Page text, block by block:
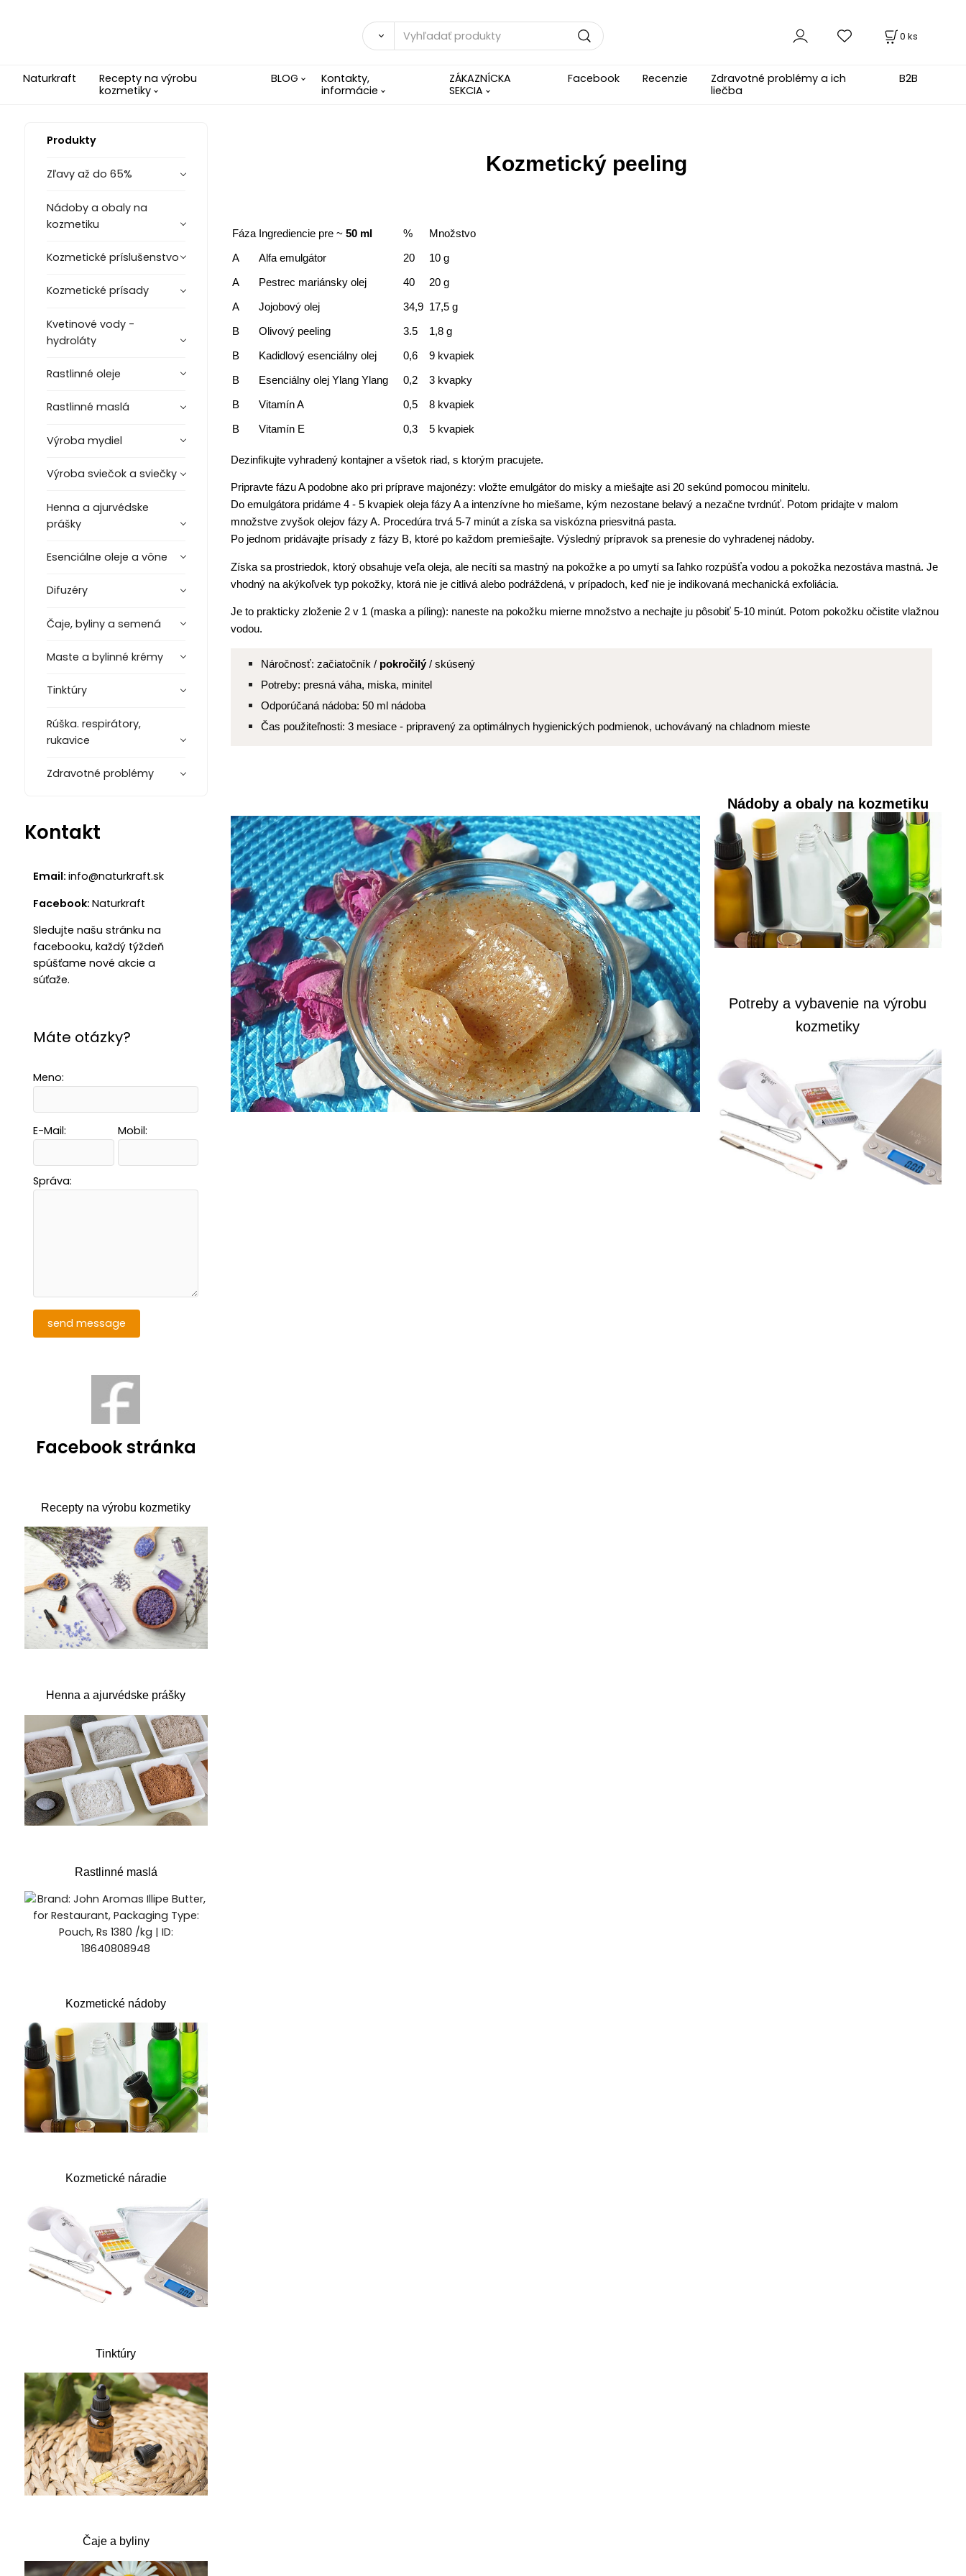
0 ks
Naturkraft
Recepty na výrobu
kozmetiky
BLOG
Kontakty,
informácie
ZÁKAZNÍCKA
SEKCIA
Facebook Recenzie
Zdravotné problémy a ich
liečba
B2B
Produkty
Zľavy až do 65%
Nádoby a obaly na
kozmetiku
Kozmetické príslušenstvo
Kozmetické prísady
Kvetinové vody -
hydroláty
Rastlinné oleje
Rastlinné maslá
Výroba mydiel
Výroba sviečok a sviečky
Henna a ajurvédske
prášky
Esenciálne oleje a vône
Difuzéry
Čaje, byliny a semená
Maste a bylinné krémy
Tinktúry
Rúška. respirátory,
rukavice
Zdravotné problémy
Kontakt
Email:info@naturkraft.sk
Facebook:Naturkraft
Sledujte našu stránku na
facebooku, každý týždeň
spúšťame nové akcie a
súťaže.
Máte otázky?
Meno:
E-Mail: Mobil:
Správa:
Facebook stránka
Recepty na výrobu kozmetiky
Henna a ajurvédske prášky
Rastlinné maslá
Kozmetické nádoby
Kozmetické náradie
Tinktúry
Čaje a byliny
Kozmetický peeling
Fáza Ingrediencie pre ~ 50 ml %
Množstvo
A
Alfa emulgátor 20
10 g
A
Pestrec mariánsky olej 40
20 g
A
Jojobový olej 34,9 17,5 g
B
Olivový peeling 3.5
1,8 g
B
Kadidlový esenciálny olej 0,6
9 kvapiek
B
Esenciálny olej Ylang Ylang 0,2
3 kvapky
B
Vitamín A 0,5
8 kvapiek
B
Vitamín E 0,3 5 kvapiek
Dezinfikujte vyhradený kontajner a všetok riad, s ktorým pracujete.
Pripravte fázu A podobne ako pri príprave majonézy: vložte emulgátor do misky a miešajte asi 20 sekúnd pomocou minitelu.
Do emulgátora pridáme 4 - 5 kvapiek oleja fázy A a intenzívne ho miešame, kým nezostane belavý a nezačne tvrdnúť. Potom pridajte v malom
množstve zvyšok olejov fázy A. Procedúra trvá 5-7 minút a získa sa viskózna priesvitná pasta.
Po jednom pridávajte prísady z fázy B, ktoré po každom premiešajte. Výsledný prípravok sa prenesie do vyhradenej nádoby.
Získa sa prostriedok, ktorý obsahuje veľa oleja, ale necíti sa mastný na pokožke a po umytí sa ľahko rozpúšťa vodou a pokožka nezostáva mastná. Je
vhodný na akýkoľvek typ pokožky, ktorá nie je citlivá alebo podráždená, v prípadoch, keď nie je indikovaná mechanická exfoliácia.
Je to prakticky zloženie 2 v 1 (maska ​​a píling): naneste na pokožku mierne množstvo a nechajte ju pôsobiť 5-10 minút. Potom pokožku očistite vlažnou
vodou.
Náročnosť: začiatočník / pokročilý/ skúsený
Potreby: presná váha, miska, minitel
Odporúčaná nádoba: 50 ml nádoba
Čas použiteľnosti: 3 mesiace - pripravený za optimálnych hygienických podmienok, uchovávaný na chladnom mieste
Nádoby a obaly na kozmetiku
Potreby a vybavenie na výrobu
kozmetiky